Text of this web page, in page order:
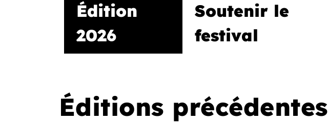
Édition
2026
Soutenir le
festival
Éditions précédentes